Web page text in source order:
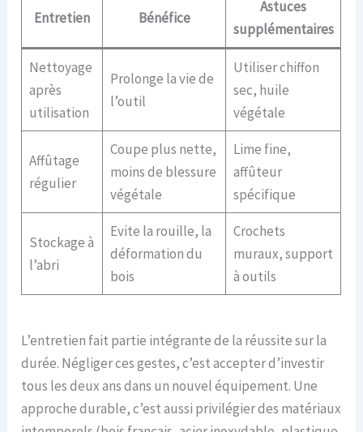
Entretien Bénéfice
Astuces
supplémentaires
Nettoyage
après
utilisation
Prolonge la vie de
l’outil
Utiliser chiffon
sec, huile
végétale
Affûtage
régulier
Coupe plus nette,
moins de blessure
végétale
Lime fine,
affûteur
spécifique
Stockage à
l’abri
Evite la rouille, la
déformation du
bois
Crochets
muraux, support
à outils
L’entretien fait partie intégrante de la réussite sur la
durée. Négliger ces gestes, c’est accepter d’investir
tous les deux ans dans un nouvel équipement. Une
approche durable, c’est aussi privilégier des matériaux